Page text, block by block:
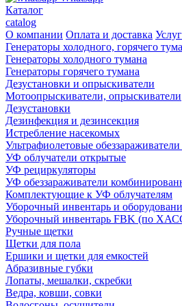
Каталог
catalog
О компании Оплата и доставка
Генераторы холодного, горячего
Генераторы холодного тумана
Генераторы горячего тумана
Дезустановки и опрыскиватели
Мотоопрыскиватели, опрыскиватели
Дезустановки
Дезинфекция и дезинсекция
Истребление насекомых
Ультрафиолетовые
УФ облучатели открытые
УФ рециркуляторы
УФ обеззараживатели
Комплектующие к УФ облучателям
Уборочный инвентарь и
Уборочный инвентарь FBK (по
Ручные щетки
Щетки для пола
Ершики и щетки для емкостей
Абразивные губки
Лопаты, мешалки, скребки
Ведра, ковши, совки